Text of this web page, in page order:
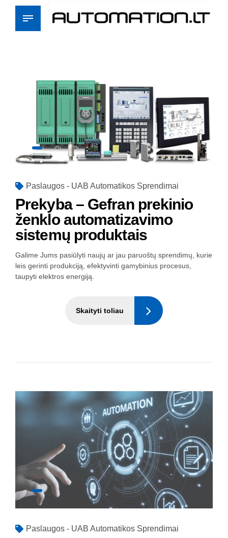
Paslaugos - UAB Automatikos Sprendimai
Prekyba – Gefran prekinio
ženklo automatizavimo
sistemų produktais
Galime Jums pasiūlyti naujų ar jau paruoštų sprendimų, kurie
leis gerinti produkciją, efektyvinti gamybinius procesus,
taupyti elektros energiją.
Skaityti toliau
Paslaugos - UAB Automatikos Sprendimai